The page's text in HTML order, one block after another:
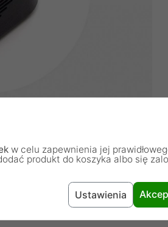
np.
w celu zapewnienia jej
produkt do koszyka albo się
Ustawienia